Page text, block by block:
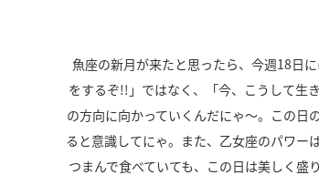
魚座の新月が来たと思ったら、今週18日
をするぞ!!」ではなく、「今、こうして生
の方向に向かっていくんだにゃ～。この日
ると意識してにゃ。また、乙女座のパワー
つまんで食べていても、この日は美しく